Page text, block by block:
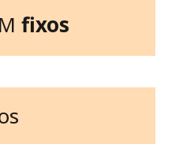
fixos